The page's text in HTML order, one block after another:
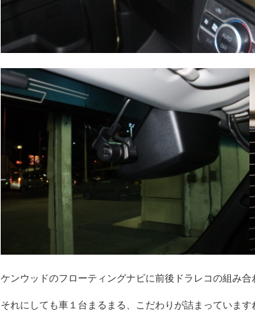
ケンウッドのフローティングナビに前後ドラレコの組み
それにしても車１台まるまる、こだわりが詰まっています